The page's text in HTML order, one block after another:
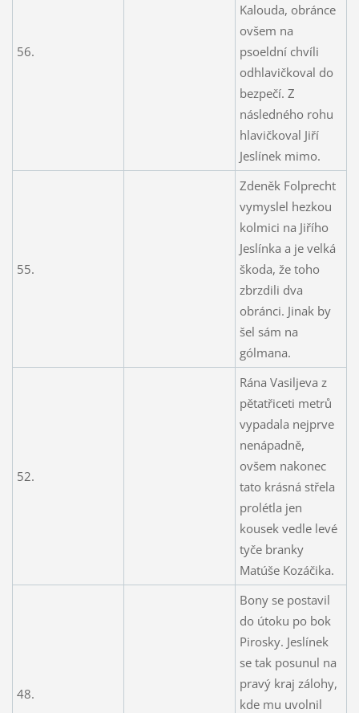
56.
Kalouda, obránce
ovšem na
psoeldní chvíli
odhlavičkoval do
bezpečí. Z
následného rohu
hlavičkoval Jiří
Jeslínek mimo.
55.
Zdeněk Folprecht
vymyslel hezkou
kolmici na Jiřího
Jeslínka a je velká
škoda, že toho
zbrzdili dva
obránci. Jinak by
šel sám na
gólmana.
52.
Rána Vasiljeva z
pětatřiceti metrů
vypadala nejprve
nenápadně,
ovšem nakonec
tato krásná střela
prolétla jen
kousek vedle levé
tyče branky
Matúše Kozáčika.
48.
Bony se postavil
do útoku po bok
Pirosky. Jeslínek
se tak posunul na
pravý kraj zálohy,
kde mu uvolnil